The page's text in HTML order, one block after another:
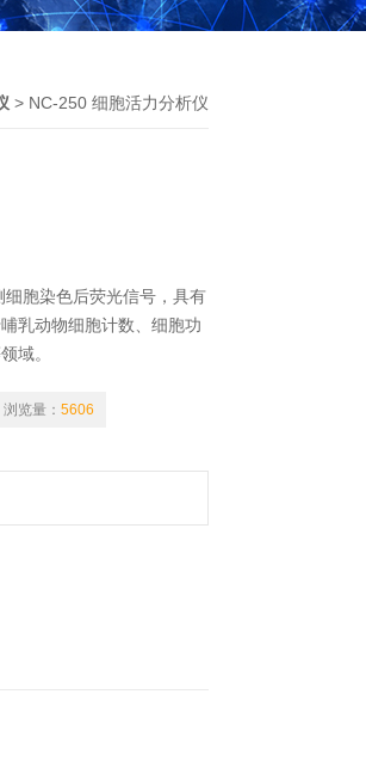
> NC-250 细胞活力分析仪
胞染色后荧光信号，具有
乳动物细胞计数、细胞功
域。
浏览量： 5606